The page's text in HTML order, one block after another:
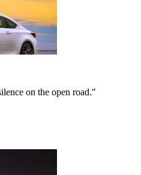
on the open road."